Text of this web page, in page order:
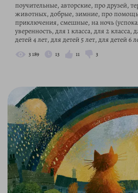
поучительные, авторские, про друзей,
животных, добрые, зимние, про
приключения, смешные, на ночь
уверенность, для 1 класса, для 2
детей 4 лет, для детей 5 лет, для детей 6
3 189 13 11 3